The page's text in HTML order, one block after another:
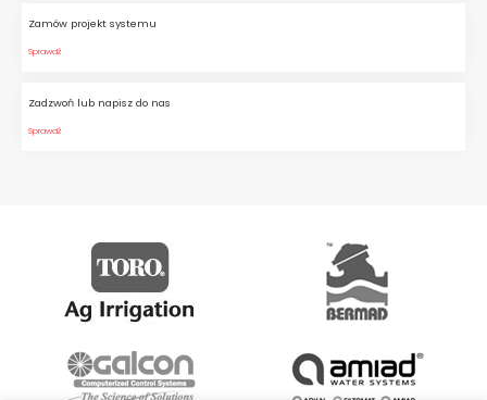
Zamów projekt systemu
Sprawdź
Zadzwoń lub napisz do nas
Sprawdź